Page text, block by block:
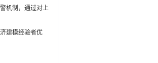
机制，通过对上
建模经验者优